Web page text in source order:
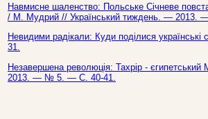
Навмисне шаленство: Польське Січневе
/ М. Мудрий // Український тиждень. — 2013.
Невидими радікали: Куди поділися
31.
Незавершена революція: Тахрір -
2013. — № 5. — С. 40-41.